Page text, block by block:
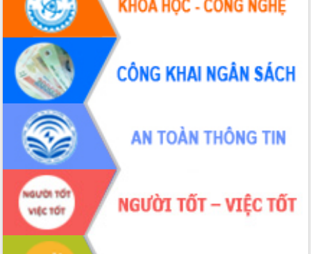
Phó Chủ tịch UBND tỉnh Đắk Lắk
Trương Công Thái kiểm tra thực địa
Dự án cao tốc Khánh Hòa - Buôn Ma
Thuột
Định vị cà phê Việt Nam như một “di
sản sống” trong dòng chảy toàn cầu
Xây dựng nông thôn mới: Nâng cao đời
sống người dân từ những mô hình thiết
thực
Quyết liệt tháo gỡ vướng mắc, đẩy
nhanh tiến độ các dự án trọng điểm
trong Khu kinh tế Nam Phú Yên
Hòn Yến phát triển du lịch gắn với bảo
tồn biển
Lấy ý kiến điều chỉnh Quy hoạch tỉnh
Đắk Lắk thời kỳ 2021-2030, tầm nhìn
đến năm 2050